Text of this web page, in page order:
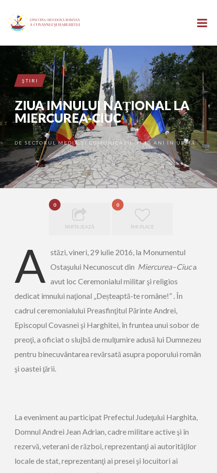
ŞTIRI
ZIUA IMNULUI NAŢIONAL LA
MIERCUREA-CIUC
DESECTORUL MEDIA ȘI COMUNICAȚII •10 ANI ÎN URMĂ
0
PARTAJEAZĂ
0
ÎMI PLACE
A stăzi, vineri, 29 iulie 2016, la Monumentul
Ostaşului Necunoscut din Miercurea–Ciuca
avut loc Ceremonialul militar şi religios
dedicat imnului naţional „Deșteaptă-te române!” . În
cadrul ceremonialului Preasfinţitul Părinte Andrei,
Episcopul Covasnei şi Harghitei, în fruntea unui sobor de
preoţi, a oficiat o slujbă de mulţumire adusă lui Dumnezeu
pentru binecuvântarea revărsată asupra poporului român
şi oastei ţării.
La eveniment au participat Prefectul Judeţului Harghita,
Domnul Andrei Jean Adrian, cadre militare active şi în
rezervă, veterani de război, reprezentanţi ai autorităţilor
locale de stat, reprezentanţi ai presei şi locuitori ai